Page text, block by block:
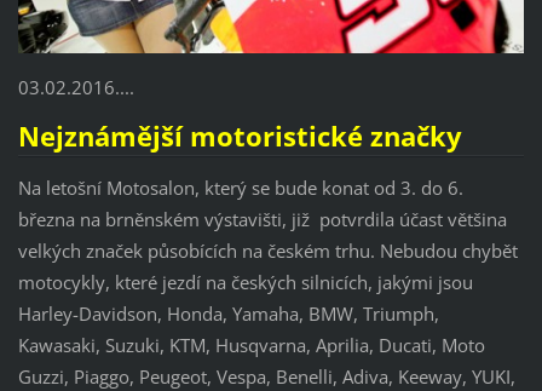
03.02.2016....
Nejznámější motoristické značky
Na letošní Motosalon, který se bude konat od 3. do 6.
března na brněnském výstavišti, již potvrdila účast většina
velkých značek působících na českém trhu. Nebudou chybět
motocykly, které jezdí na českých silnicích, jakými jsou
Harley-Davidson, Honda, Yamaha, BMW, Triumph,
Kawasaki, Suzuki, KTM, Husqvarna, Aprilia, Ducati, Moto
Guzzi, Piaggo, Peugeot, Vespa, Benelli, Adiva, Keeway, YUKI,